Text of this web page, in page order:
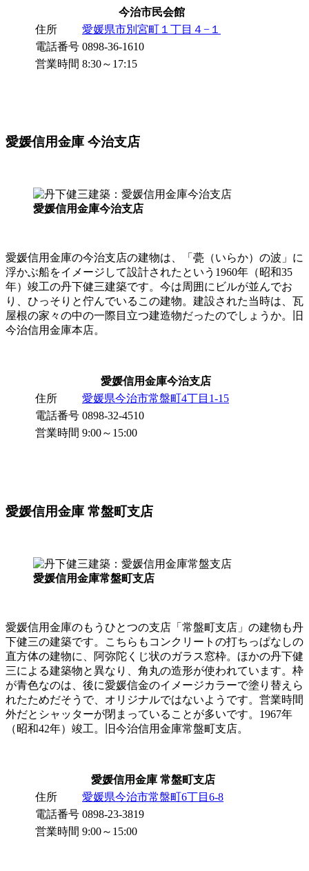
今治市民会館
住所
愛媛県市別宮町１丁目４−１
電話番号 0898-36-1610
営業時間 8:30～17:15
愛媛信用金庫 今治支店
愛媛信用金庫今治支店
愛媛信用金庫の今治支店の建物は、「甍（いらか）の波」に
浮かぶ船をイメージして設計されたという1960年（昭和35
年）竣工の丹下健三建築です。今は周囲にビルが並んでお
り、ひっそりと佇んでいるこの建物。建設された当時は、瓦
屋根の家々の中の一際目立つ建造物だったのでしょうか。旧
今治信用金庫本店。
愛媛信用金庫今治支店
住所
愛媛県今治市常盤町4丁目1-15
電話番号 0898-32-4510
営業時間 9:00～15:00
愛媛信用金庫 常盤町支店
愛媛信用金庫常盤町支店
愛媛信用金庫のもうひとつの支店「常盤町支店」の建物も丹
下健三の建築です。こちらもコンクリートの打ちっぱなしの
直方体の建物に、阿弥陀くじ状のガラス窓枠。ほかの丹下健
三による建築物と異なり、角丸の造形が使われています。枠
が青色なのは、後に愛媛信金のイメージカラーで塗り替えら
れたためだそうで、オリジナルではないようです。営業時間
外だとシャッターが閉まっていることが多いです。1967年
（昭和42年）竣工。旧今治信用金庫常盤町支店。
愛媛信用金庫 常盤町支店
住所
愛媛県今治市常盤町6丁目6-8
電話番号 0898-23-3819
営業時間 9:00～15:00